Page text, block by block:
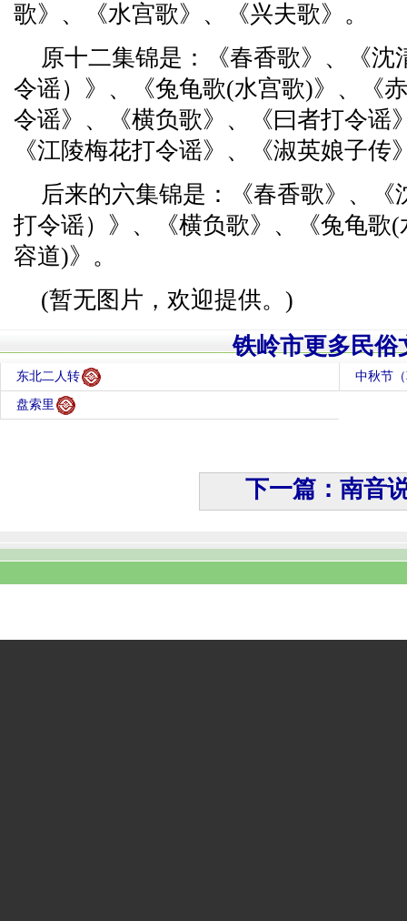
歌》、《水宫歌》、《兴夫歌》。
原十二集锦是：《春香歌》、《沈
令谣）》、《兔龟歌(水宫歌)》、《
令谣》、《横负歌》、《曰者打令谣
《江陵梅花打令谣》、《淑英娘子
后来的六集锦是：《春香歌》、
打令谣）》、《横负歌》、《兔龟歌
容道)》。
(暂无图片，欢迎提供。)
铁岭市更多民俗
东北二人转 中秋节
盘索里
下一篇：南音